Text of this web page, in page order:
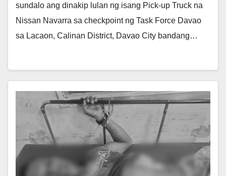
sundalo ang dinakip lulan ng isang Pick-up Truck na
Nissan Navarra sa checkpoint ng Task Force Davao
sa Lacaon, Calinan District, Davao City bandang…